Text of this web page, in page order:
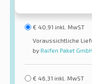
€ 40,91 inkl. MwST
Voraussichtliche
by Raifen Paket GmbH
€ 46,31 inkl. MwST